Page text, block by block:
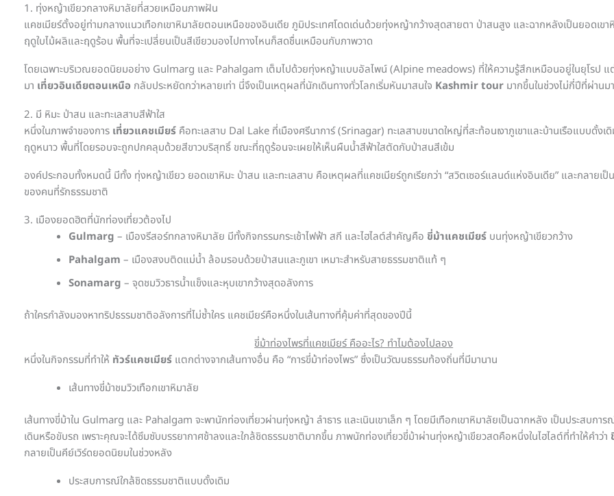
1. ทุ่งหญ้าเขียวกลางหิมาลัยที่สวยเหมือนภาพฝัน
แคชเมียร์ตั้งอยู่ท่ามกลางแนวเทือกเขาหิมาลัยตอนเหนือของอินเดีย ภูมิประเทศโดดเด่นด้วยทุ่งหญ้ากว้างสุดสายตา ป่าสนสูง และฉากหลังเป็นยอดเขา
ฤดูใบไม้ผลิและฤดูร้อน พื้นที่จะเปลี่ยนเป็นสีเขียวมองไปทางไหนก็สดชื่นเหมือนกับภาพวาด
โดยเฉพาะบริเวณยอดนิยมอย่าง Gulmarg และ Pahalgam เต็มไปด้วยทุ่งหญ้าแบบอัลไพน์ (Alpine meadows) ที่ให้ความรู้สึกเหมือนอยู่ในยุโรป แ
มา เที่ยวอินเดียตอนเหนือ กลับประหยัดกว่าหลายเท่า นี่จึงเป็นเหตุผลที่นักเดินทางทั่วโลกเริ่มหันมาสนใจ Kashmir tour มากขึ้นในช่วงไม่กี่ปีที่ผ่านมา
2. มี หิมะ ป่าสน และทะเลสาบสีฟ้าใส
หนึ่งในภาพจำของการ เที่ยวแคชเมียร์ คือทะเลสาบ Dal Lake ที่เมืองศรีนาการ์ (Srinagar) ทะเลสาบขนาดใหญ่ที่สะท้อนเงาภูเขาและบ้านเรือแบบดั้งเ
ฤดูหนาว พื้นที่โดยรอบจะถูกปกคลุมด้วยสีขาวบริสุทธิ์ ขณะที่ฤดูร้อนจะเผยให้เห็นผืนน้ำสีฟ้าใสตัดกับป่าสนสีเข้ม
องค์ประกอบทั้งหมดนี้ มีทั้ง ทุ่งหญ้าเขียว ยอดเขาหิมะ ป่าสน และทะเลสาบ คือเหตุผลที่แคชเมียร์ถูกเรียกว่า “สวิตเซอร์แลนด์แห่งอินเดีย” และกลายเป็
ของคนที่รักธรรมชาติ
3. เมืองยอดฮิตที่นักท่องเที่ยวต้องไป
Gulmarg – เมืองรีสอร์ทกลางหิมาลัย มีทั้งกิจกรรมกระเช้าไฟฟ้า สกี และไฮไลต์สำคัญคือ ขี่ม้าแคชเมียร์ บนทุ่งหญ้าเขียวกว้าง
Pahalgam – เมืองสงบติดแม่น้ำ ล้อมรอบด้วยป่าสนและภูเขา เหมาะสำหรับสายธรรมชาติแท้ ๆ
Sonamarg – จุดชมวิวธารน้ำแข็งและหุบเขากว้างสุดอลังการ
ถ้าใครกำลังมองหาทริปธรรมชาติอลังการที่ไม่ซ้ำใคร แคชเมียร์คือหนึ่งในเส้นทางที่คุ้มค่าที่สุดของปีนี้
ขี่ม้าท่องไพรที่แคชเมียร์ คืออะไร? ทำไมต้องไปลอง
หนึ่งในกิจกรรมที่ทำให้ ทัวร์แคชเมียร์ แตกต่างจากเส้นทางอื่น คือ “การขี่ม้าท่องไพร” ซึ่งเป็นวัฒนธรรมท้องถิ่นที่มีมานาน
เส้นทางขี่ม้าชมวิวเทือกเขาหิมาลัย
เส้นทางขี่ม้าใน Gulmarg และ Pahalgam จะพานักท่องเที่ยวผ่านทุ่งหญ้า ลำธาร และเนินเขาเล็ก ๆ โดยมีเทือกเขาหิมาลัยเป็นฉากหลัง เป็นประสบกา
เดินหรือขับรถ เพราะคุณจะได้ซึมซับบรรยากาศช้าลงและใกล้ชิดธรรมชาติมากขึ้น ภาพนักท่องเที่ยวขี่ม้าผ่านทุ่งหญ้าเขียวสดคือหนึ่งในไฮไลต์ที่ทำให้คำว่า
กลายเป็นคีย์เวิร์ดยอดนิยมในช่วงหลัง
ประสบการณ์ใกล้ชิดธรรมชาติแบบดั้งเดิม